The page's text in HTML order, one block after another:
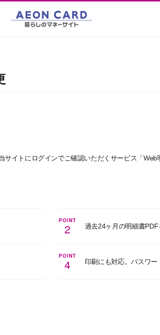
イトにログインでご確認いただくサービス「Web
POINT
2 過去24ヶ月の明細書
POINT
4 印刷にも対応。パスワ